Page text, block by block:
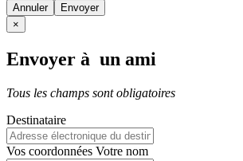
Annuler
×
Envoyer à un ami
Tous les champs sont obligatoires
Destinataire
Vos coordonnées Votre nom